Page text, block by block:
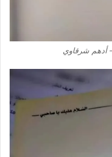
أدهم شرقاوي